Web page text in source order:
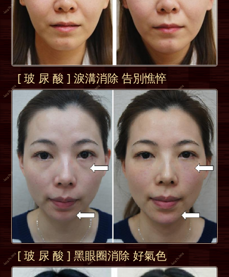
[ 玻 尿 酸 ] 淚溝消除 告別憔悴
[ 玻 尿 酸 ] 黑眼圈消除 好氣色